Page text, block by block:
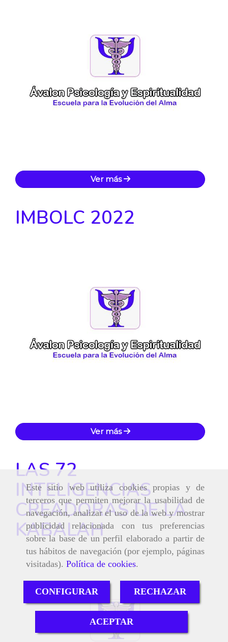
Este sitio web utiliza cookies propias y de
terceros que permiten mejorar la usabilidad de
navegación, analizar el uso de la web y mostrar
publicidad relacionada con tus preferencias
sobre la base de un perfil elaborado a partir de
tus hábitos de navegación (por ejemplo, páginas
visitadas). Política de cookies.
CONFIGURAR RECHAZAR
ACEPTAR
Ver más
IMBOLC 2022
Ver más
LAS 72
INTELIGENCIAS
CREADORAS DE LA
KABALAH